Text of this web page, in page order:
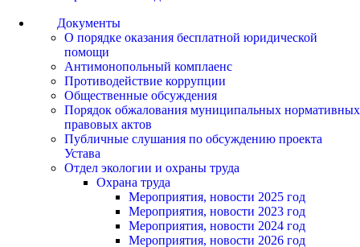
Документы
О порядке оказания бесплатной юридической
помощи
Антимонопольный комплаенс
Противодействие коррупции
Общественные обсуждения
Порядок обжалования муниципальных нормативных
правовых актов
Публичные слушания по обсуждению проекта
Устава
Отдел экологии и охраны труда
Охрана труда
Мероприятия, новости 2025 год
Мероприятия, новости 2023 год
Мероприятия, новости 2024 год
Мероприятия, новости 2026 год